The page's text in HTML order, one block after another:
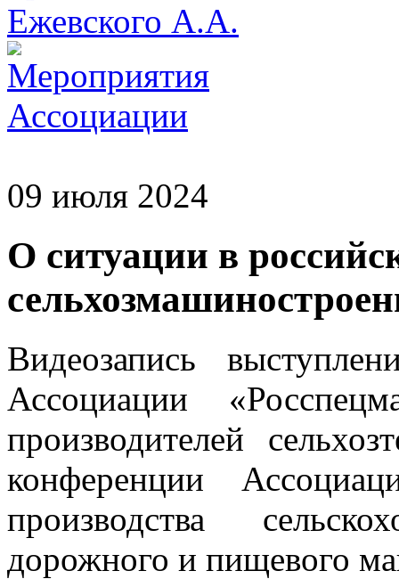
09 июля 2024
О ситуации в
Видеозапись
Ассоциации
производителей
конференции
производства
дорожного и пищевого